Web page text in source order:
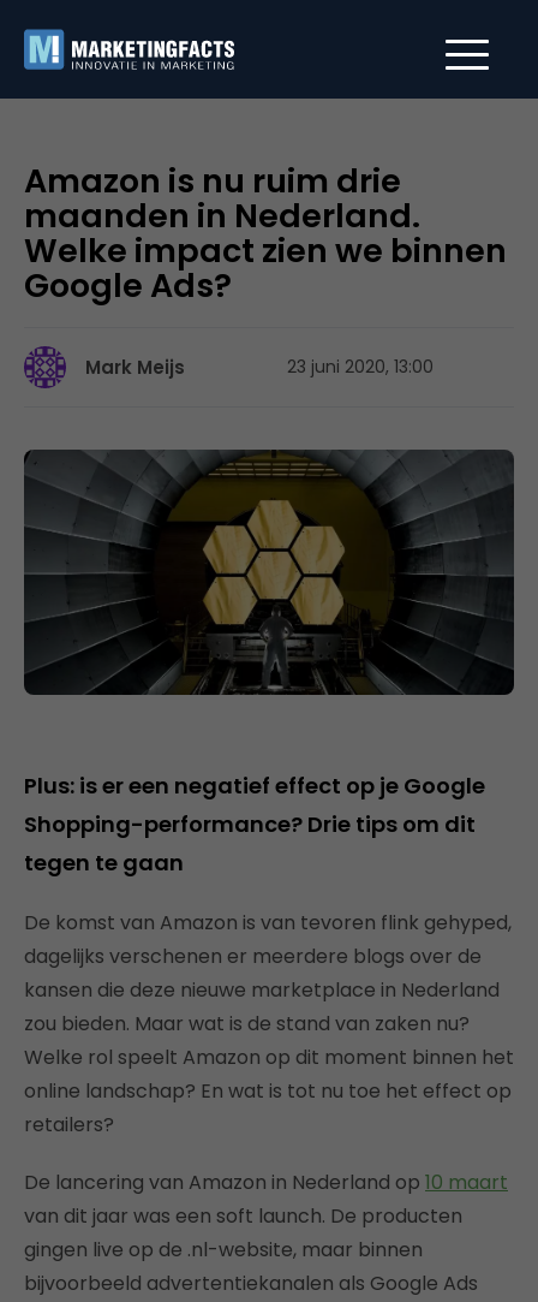
Amazon is nu ruim drie
maanden in Nederland.
Welke impact zien we binnen
Google Ads?
Mark Meijs 23 juni 2020, 13:00
Plus: is er een negatief effect op je Google
Shopping-performance? Drie tips om dit
tegen te gaan
De komst van Amazon is van tevoren flink gehyped,
dagelijks verschenen er meerdere blogs over de
kansen die deze nieuwe marketplace in Nederland
zou bieden. Maar wat is de stand van zaken nu?
Welke rol speelt Amazon op dit moment binnen het
online landschap? En wat is tot nu toe het effect op
retailers?
De lancering van Amazon in Nederland op 10 maart
van dit jaar was een soft launch. De producten
gingen live op de .nl-website, maar binnen
bijvoorbeeld advertentiekanalen als Google Ads